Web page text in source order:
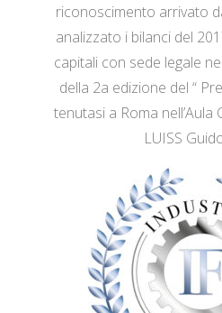
riconoscimento arrivato
analizzato i bilanci del
capitali con sede legale
della 2a edizione del “
tenutasi a Roma nell’Aula
LUISS